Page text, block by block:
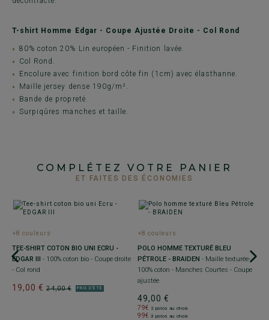
T-shirt Homme Edgar - Coupe Ajustée Droite - Col Rond
80% coton 20% Lin européen - Finition lavée.
Col Rond.
Encolure avec finition bord côte fin (1cm) avec élasthanne.
Maille jersey dense 190g/m².
Bande de propreté.
Surpiqûres manches et taille.
COMPLÉTEZ VOTRE PANIER
ET FAITES DES ÉCONOMIES
+8 couleurs
TEE-SHIRT COTON BIO UNI ECRU -
EDGAR III
- 100% coton bio - Coupe droite
- Col rond
24,00 €
19,00 € PRIX D'ÉTÉ
+8 couleurs
POLO HOMME TEXTURÉ BLEU
PÉTROLE - BRAIDEN - Maille texturée-
100% coton - Manches Courtes - Coupe
ajustée
49,00 €
79€ 2 polos au choix
99€ 3 polos au choix